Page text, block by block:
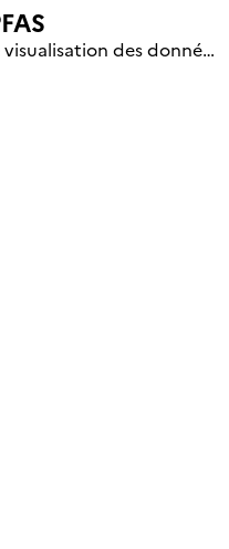
Outil de visualisation des données nationales de surveillance des substances PFAS (mise à jour le 1er jour de chaque mois)